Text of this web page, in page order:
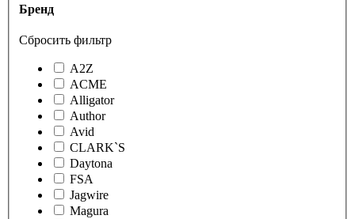
Бренд
Сбросить фильтр
A2Z
ACME
Alligator
Author
Avid
CLARK`S
Daytona
FSA
Jagwire
Magura